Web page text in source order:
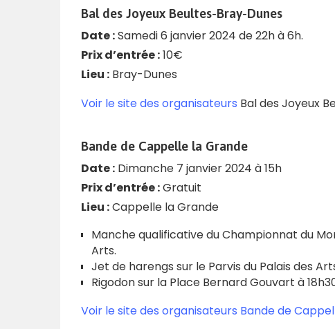
Bal des Joyeux Beultes-Bray-Dunes
Date :Samedi 6 janvier 2024 de 22h à 6h.
Prix d’entrée :10€
Lieu : Bray-Dunes
Voir le site des organisateurs Bal des Joyeux
Bande de Cappelle la Grande
Date : Dimanche 7 janvier 2024 à 15h
Prix d’entrée :Gratuit
Lieu :Cappelle la Grande
Manche qualificative du Championnat du
Arts.
Jet de harengs sur le Parvis du Palais des
Rigodon sur la Place Bernard Gouvart à
Voir le site des organisateurs Bande de